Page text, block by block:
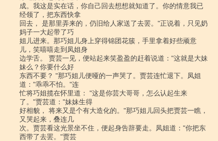
成。我这是实在话，你自己回去想想就知道了。你的情意我已
经领了，把东西快拿
回去， 是那里弄来的，仍旧给人家送了去罢。"正说着，只见奶
妈子一大起带了巧
姐儿进来。那巧姐儿身上穿得锦团花簇，手里拿着好些顽意
儿，笑嘻嘻走到凤姐身
边学舌。 贾芸一见，便站起来笑盈盈的赶着说道："这就是大妹
妹么？你要什么好
东西不要？ "那巧姐儿便哑的一声哭了。贾芸连忙退下。凤姐
道："乖乖不怕。"连
忙将巧姐揽在怀里道： "这是你芸大哥哥，怎么认起生来
了。"贾芸道："妹妹生得
好相貌， 将来又是个有大造化的。"那巧姐儿回头把贾芸一瞧，
又哭起来，叠连几
次。贾芸看这光景坐不住，便起身告辞要走。凤姐道："你把东
西带了去罢。"贾芸